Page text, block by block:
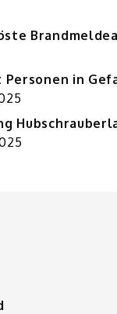
Personen in